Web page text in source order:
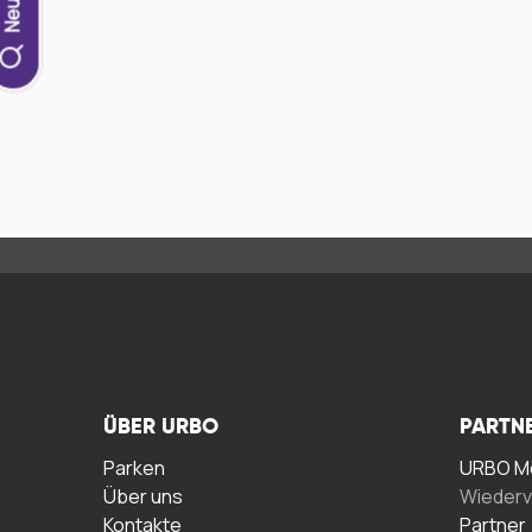
ÜBER URBO
Parken
Über uns
Kontakte
URBO
Partner